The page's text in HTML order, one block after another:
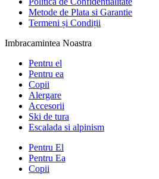
Metode de Plata si Garantie
Termeni și Condiții
Imbracamintea Noastra
Pentru el
Pentru ea
Copii
Alergare
Accesorii
Ski de tura
Escalada si alpinism
Pentru El
Pentru Ea
Copii